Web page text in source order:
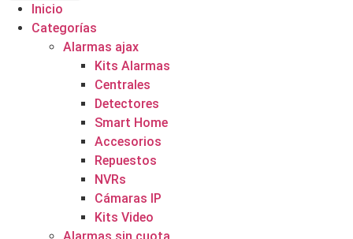
Inicio
Categorías
Alarmas ajax
Kits Alarmas
Centrales
Detectores
Smart Home
Accesorios
Repuestos
NVRs
Cámaras IP
Kits Video